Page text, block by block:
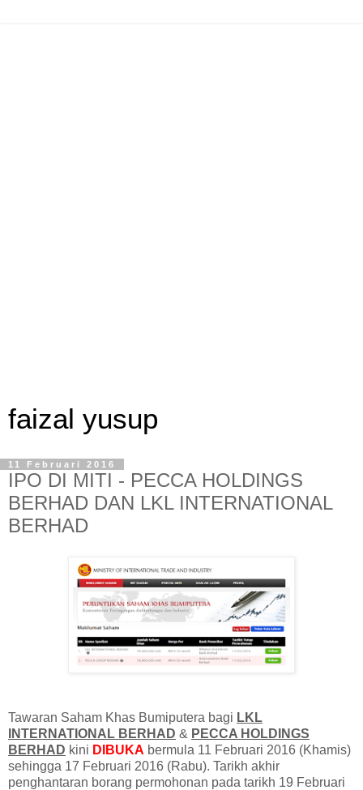
faizal yusup
11 Februari 2016
IPO DI MITI - PECCA HOLDINGS
BERHAD DAN LKL INTERNATIONAL
BERHAD
Tawaran Saham Khas Bumiputera bagi LKL
INTERNATIONAL BERHAD & PECCA HOLDINGS
BERHAD kini DIBUKA bermula 11 Februari 2016 (Khamis)
sehingga 17 Februari 2016 (Rabu). Tarikh akhir
penghantaran borang permohonan pada tarikh 19 Februari